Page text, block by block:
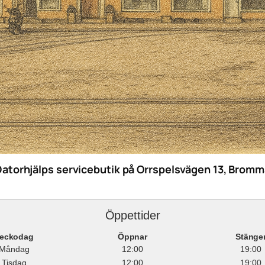
servicebutik på Orrspelsvägen 13,
Öppettider
Öppnar
12:00
19:00
Tisdag
12:00 19:00